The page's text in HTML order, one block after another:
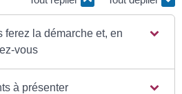
la démarche et, en
vous
à présenter